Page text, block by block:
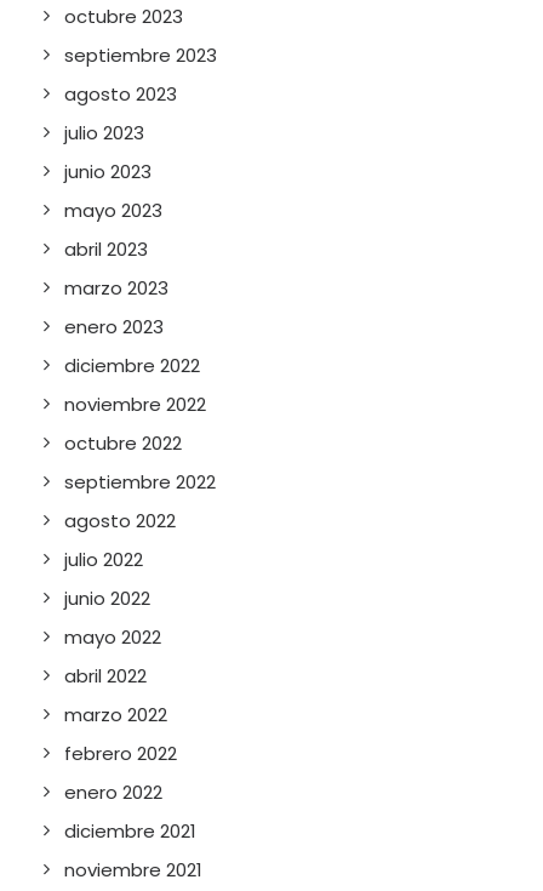
octubre 2023
septiembre 2023
agosto 2023
julio 2023
junio 2023
mayo 2023
abril 2023
marzo 2023
enero 2023
diciembre 2022
noviembre 2022
octubre 2022
septiembre 2022
agosto 2022
julio 2022
junio 2022
mayo 2022
abril 2022
marzo 2022
febrero 2022
enero 2022
diciembre 2021
noviembre 2021